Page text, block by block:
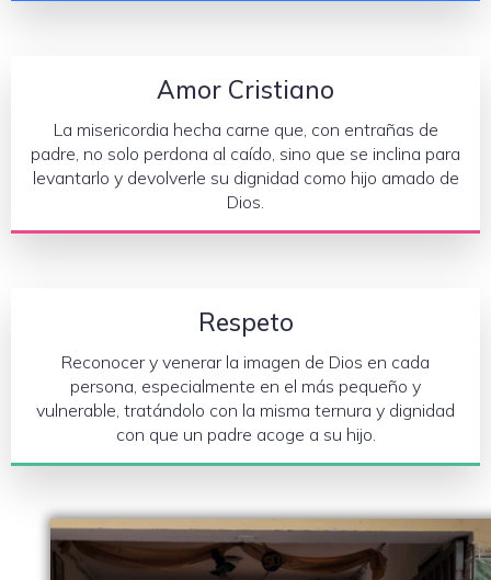
Amor Cristiano
La misericordia hecha carne que, con entrañas de
padre, no solo perdona al caído, sino que se inclina para
levantarlo y devolverle su dignidad como hijo amado de
Dios.
Respeto
Reconocer y venerar la imagen de Dios en cada
persona, especialmente en el más pequeño y
vulnerable, tratándolo con la misma ternura y dignidad
con que un padre acoge a su hijo.